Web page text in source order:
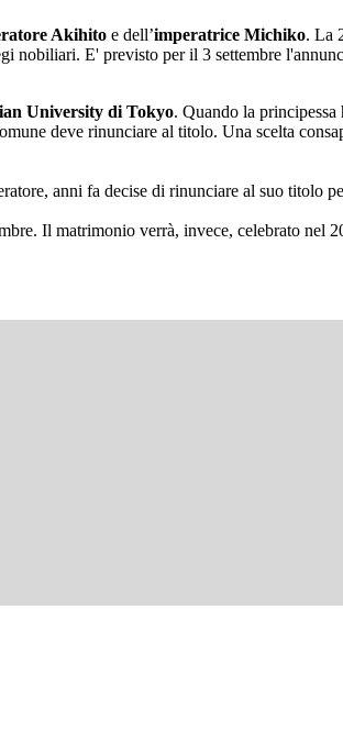
Akihito e dell’imperatrice Michiko. La
E' previsto per il 3 settembre
University di Tokyo. Quando la principessa
deve rinunciare al titolo. Una scelta
anni fa decise di rinunciare al suo titolo
Il matrimonio verrà, invece, celebrato nel